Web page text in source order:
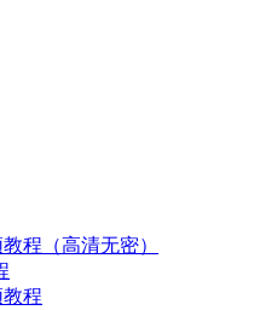
程（高清无密）
程